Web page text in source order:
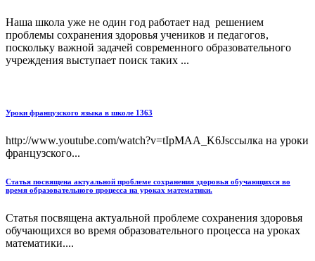
Наша школа уже не один год работает над решением
проблемы сохранения здоровья учеников и педагогов,
поскольку важной задачей современного образовательного
учреждения выступает поиск таких ...
Уроки французского языка в школе 1363
http://www.youtube.com/watch?v=tIpMAA_K6Jsссылка на уроки
французского...
Статья посвящена актуальной проблеме сохранения здоровья обучающихся во
время образовательного процесса на уроках математики.
Статья посвящена актуальной проблеме сохранения здоровья
обучающихся во время образовательного процесса на уроках
математики....